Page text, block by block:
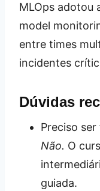
MLOps adotou
model
entre times
incidentes
Dúvidas
Preciso
Não. O
guiada.